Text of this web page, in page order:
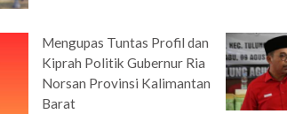
Mengupas Tuntas Profil dan
Kiprah Politik Gubernur Ria
Norsan Provinsi Kalimantan
Barat